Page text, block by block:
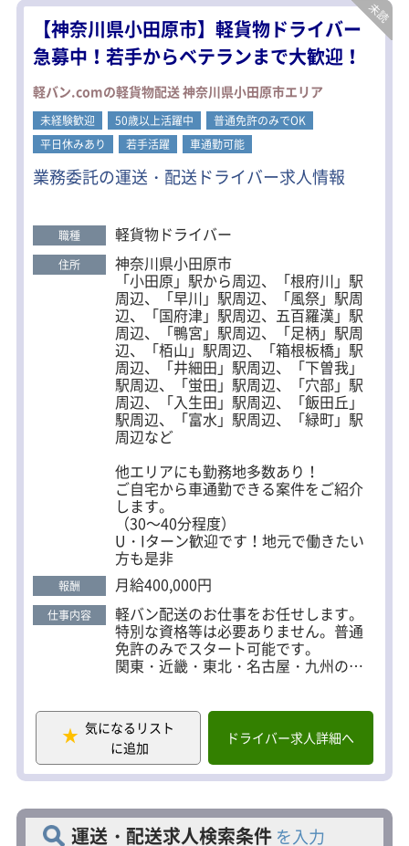
【神奈川県小田原市】軽貨物ドライバー
急募中！若手からベテランまで大歓迎！
軽バン.comの軽貨物配送 神奈川県小田原市エリア
未経験歓迎 50歳以上活躍中
普通免許のみでOK
平日休みあり
若手活躍 車通勤可能
業務委託の運送・配送ドライバー求人情報
職種 軽貨物ドライバー
住所 神奈川県小田原市
「小田原」駅から周辺、「根府川」駅
周辺、「早川」駅周辺、「風祭」駅周
辺、「国府津」駅周辺、五百羅漢」駅
周辺、「鴨宮」駅周辺、「足柄」駅周
辺、「栢山」駅周辺、「箱根板橋」駅
周辺、「井細田」駅周辺、「下曽我」
駅周辺、「蛍田」駅周辺、「穴部」駅
周辺、「入生田」駅周辺、「飯田丘」
駅周辺、「富水」駅周辺、「緑町」駅
周辺など
他エリアにも勤務地多数あり！
ご自宅から車通勤できる案件をご紹介
します。
（30～40分程度）
U・Iターン歓迎です！地元で働きたい
方も是非
報酬 月給400,000円
仕事内容 軽バン配送のお仕事をお任せします。
特別な資格等は必要ありません。普通
免許のみでスタート可能です。
関東・近畿・東北・名古屋・九州の各
をご紹介しますので、お気軽にお問い
合わせください。
＜一日の流れの例＞
▼7：00～8：00 所属している宅配会社
に出勤
▼担当コースの荷物の積込み
▼担当コースの配達
気になるリスト
に追加
ドライバー求人詳細へ
運送・配送求人検索条件 を入力